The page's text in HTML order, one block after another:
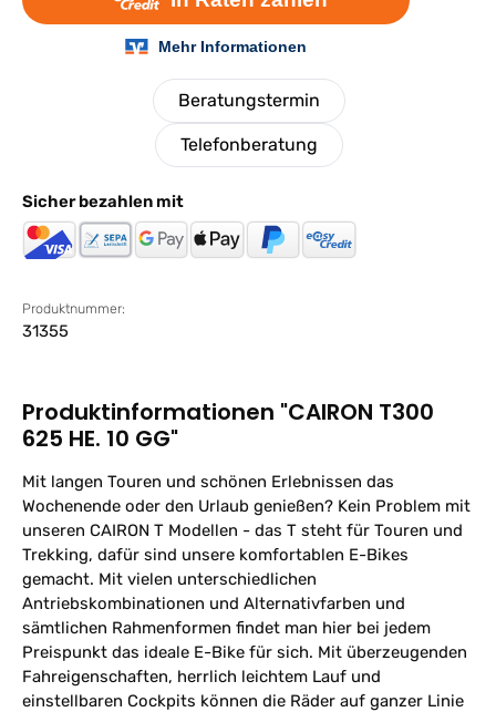
Beratungstermin
Telefonberatung
Sicher bezahlen mit
Produktnummer:
31355
Produktinformationen "CAIRON T300
625 HE. 10 GG"
Mit langen Touren und schönen Erlebnissen das
Wochenende oder den Urlaub genießen? Kein Problem mit
unseren CAIRON T Modellen - das T steht für Touren und
Trekking, dafür sind unsere komfortablen E-Bikes
gemacht. Mit vielen unterschiedlichen
Antriebskombinationen und Alternativfarben und
sämtlichen Rahmenformen findet man hier bei jedem
Preispunkt das ideale E-Bike für sich. Mit überzeugenden
Fahreigenschaften, herrlich leichtem Lauf und
einstellbaren Cockpits können die Räder auf ganzer Linie